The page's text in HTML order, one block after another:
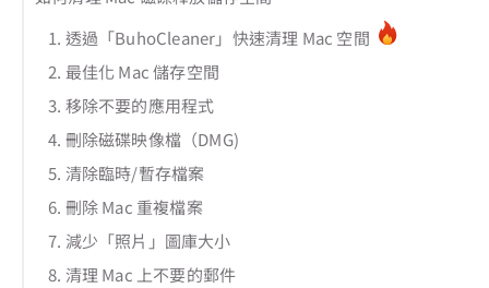
1. 透過「BuhoCleaner」快速清理 Mac 空間
2. 最佳化 Mac 儲存空間
3. 移除不要的應用程式
4. 刪除磁碟映像檔（DMG)
5. 清除臨時/暫存檔案
6. 刪除 Mac 重複檔案
7. 減少「照片」圖庫大小
8. 清理 Mac 上不要的郵件